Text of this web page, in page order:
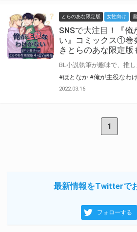
とらのあな限定版 女性向け
SNSで大注目！『俺
い』コミックス①巻
きとらのあな限定
#ほとなか #俺が主役なわ
2022.03.16
1
最新情報をTwitterで
フォローする